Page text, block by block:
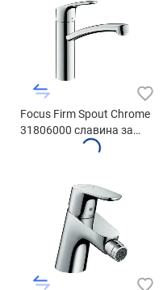
Focus Firm Spout Chrome
31806000 славина за